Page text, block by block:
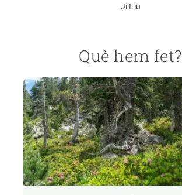
Ji Liu
Què hem fet?